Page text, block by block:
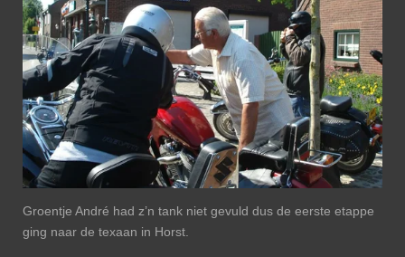
Groentje André had z’n tank niet gevuld dus de eerste etappe
ging naar de texaan in Horst.